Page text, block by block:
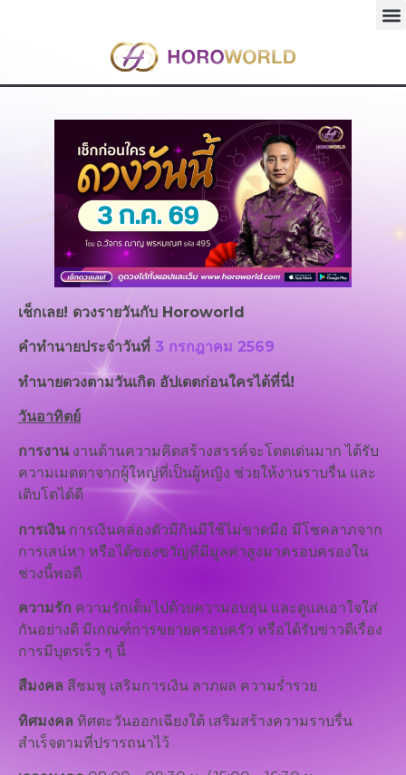
เช็กเลย! ดวงรายวันกับ Horoworld
คำทำนายประจำวันที่ 3 กรกฎาคม 2569
ทำนายดวงตามวันเกิด อัปเดตก่อนใครได้ที่นี่!
วันอาทิตย์
การงาน งานด้านความคิดสร้างสรรค์จะโดดเด่นมาก ได้รับ
ความเมตตาจากผู้ใหญ่ที่เป็นผู้หญิง ช่วยให้งานราบรื่น และ
เติบโตได้ดี
การเงิน การเงินคล่องตัวมีกินมีใช้ไม่ขาดมือ มีโชคลาภจาก
การเสน่หา หรือได้ของขวัญที่มีมูลค่าสูงมาครอบครองใน
ช่วงนี้พอดี
ความรัก ความรักเต็มไปด้วยความอบอุ่น และดูแลเอาใจใส่
กันอย่างดี มีเกณฑ์การขยายครอบครัว หรือได้รับข่าวดีเรื่อง
การมีบุตรเร็ว ๆ นี้
สีมงคล สีชมพู เสริมการเงิน ลาภผล ความร่ำรวย
ทิศมงคล ทิศตะวันออกเฉียงใต้ เสริมสร้างความราบรื่น
สำเร็จตามที่ปรารถนาไว้